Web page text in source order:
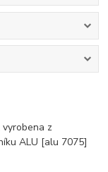
z
ALU [alu 7075]